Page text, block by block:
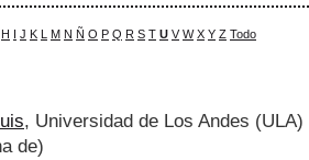
H I J K L M N Ñ O P Q R S T U V W X Y Z Todo
, Universidad de Los Andes
de)